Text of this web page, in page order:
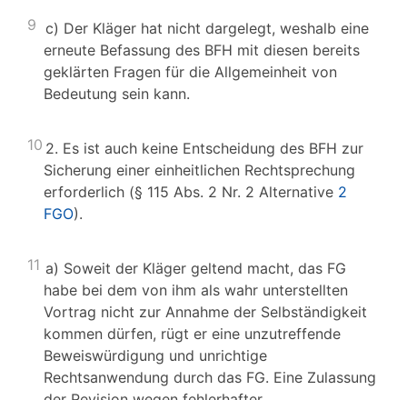
9 c) Der Kläger hat nicht dargelegt, weshalb eine
erneute Befassung des BFH mit diesen bereits
geklärten Fragen für die Allgemeinheit von
Bedeutung sein kann.
10 2. Es ist auch keine Entscheidung des BFH zur
Sicherung einer einheitlichen Rechtsprechung
erforderlich (§ 115 Abs. 2 Nr. 2 Alternative 2
FGO).
11 a) Soweit der Kläger geltend macht, das FG
habe bei dem von ihm als wahr unterstellten
Vortrag nicht zur Annahme der Selbständigkeit
kommen dürfen, rügt er eine unzutreffende
Beweiswürdigung und unrichtige
Rechtsanwendung durch das FG. Eine Zulassung